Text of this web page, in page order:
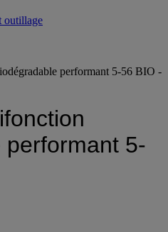
outillage
performant 5-56 BIO -
5-